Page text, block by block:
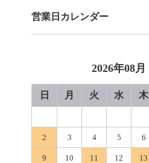
営業日カレンダー
2026年08月
日 月 火 水 木
2 3 4 5 6
9 10 11 12 13